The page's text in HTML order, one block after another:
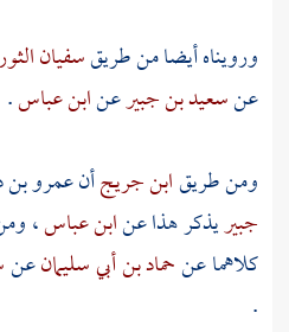
ورويناه أيضا من طريقسفيان
عنسعيد بن جبيرعنابن عباس.
ومن طريقابن جريجأنعمرو بن
جبيريذكر هذا عنابن عباس،
كلاهما عنحماد بن أبي سليمانعن
.